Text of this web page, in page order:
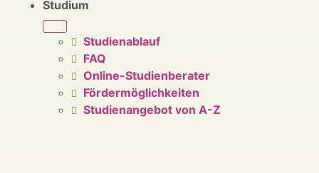
Studium
Studienablauf
FAQ
Online-Studienberater
Fördermöglichkeiten
Studienangebot von A-Z